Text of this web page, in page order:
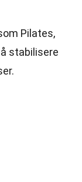
Pilates,
stabilisere